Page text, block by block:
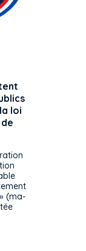
loi
(ma-